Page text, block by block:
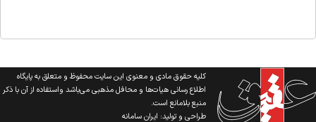
کلیه حقوق مادی و معنوی این سایت محفوظ و متعلق به پایگاه
اطلاع رسانی هیات‌ها و محافل مذهبی می‌باشد واستفاده از آن با ذکر
منبع بلامانع است.
طراحی و تولید:ایران سامانه